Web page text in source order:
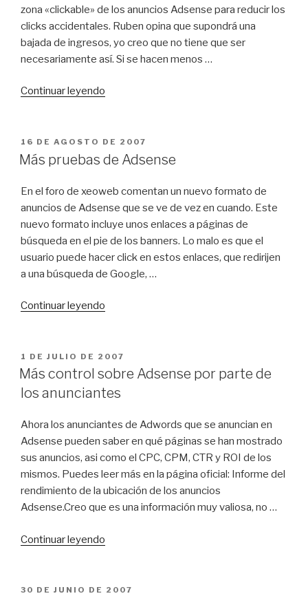
zona «clickable» de los anuncios Adsense para reducir los
clicks accidentales. Ruben opina que supondrá una
bajada de ingresos, yo creo que no tiene que ser
necesariamente así. Si se hacen menos …
Continuar leyendo
fraudulentos
en
PUBLICADO
EL
16 DE AGOSTO DE 2007
Más pruebas de Adsense
En el foro de xeoweb comentan un nuevo formato de
anuncios de Adsense que se ve de vez en cuando. Este
nuevo formato incluye unos enlaces a páginas de
búsqueda en el pie de los banners. Lo malo es que el
usuario puede hacer click en estos enlaces, que redirijen
a una búsqueda de Google, …
Continuar leyendo
Adsense»
PUBLICADO
EL
1 DE JULIO DE 2007
Más control sobre Adsense por parte de
los anunciantes
Ahora los anunciantes de Adwords que se anuncian en
Adsense pueden saber en qué páginas se han mostrado
sus anuncios, asi como el CPC, CPM, CTR y ROI de los
mismos. Puedes leer más en la página oficial: Informe del
rendimiento de la ubicación de los anuncios
Adsense.Creo que es una información muy valiosa, no …
Continuar leyendo
Adsense
PUBLICADO
30 DE JUNIO DE 2007